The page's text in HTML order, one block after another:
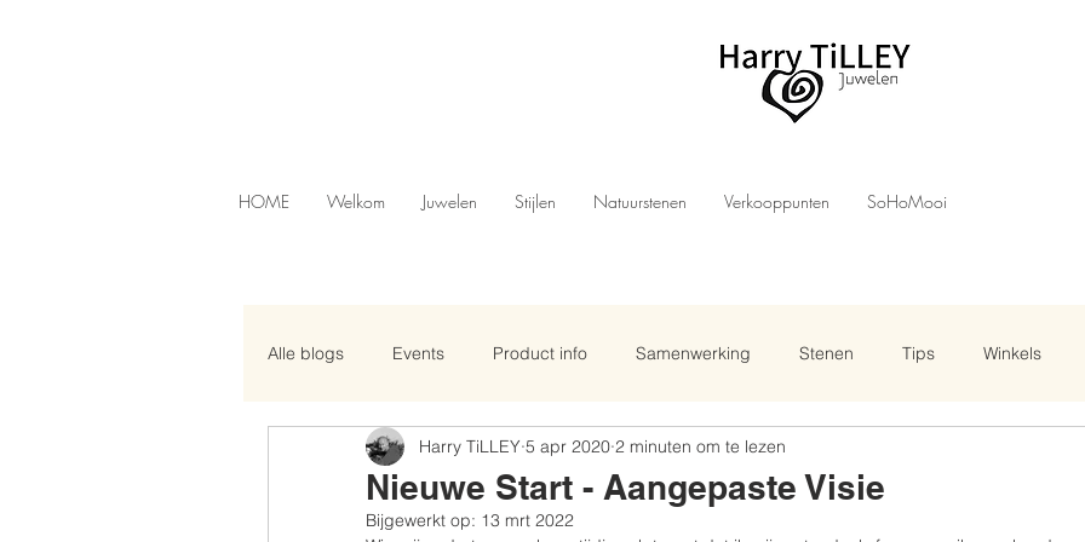
HOME Welkom Juwelen Stijlen Natuurstenen Verkooppunten SoHoMooi
Alle blogs Events Product info Samenwerking Stenen Tips Winkels
Nieuwe Start - Aangepaste Visie
Harry TiLLEY 5 apr 2020 2 minuten om te lezen
Bijgewerkt op: 13 mrt 2022